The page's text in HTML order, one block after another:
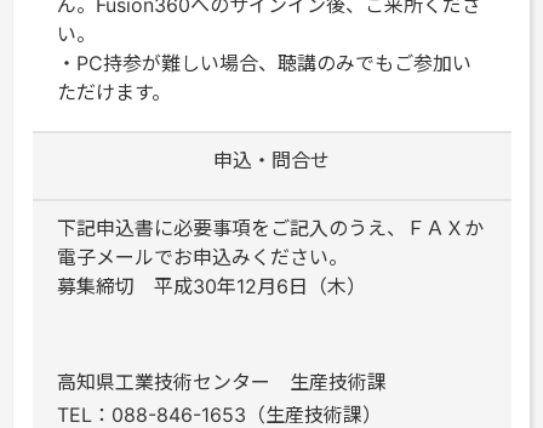
ん。Fusion360へのサインイン後、ご来所くださ
い。
・PC持参が難しい場合、聴講のみでもご参加い
ただけます。
申込・問合せ
下記申込書に必要事項をご記入のうえ、ＦＡＸか
電子メールでお申込みください。
募集締切 平成30年12月6日（木）
高知県工業技術センター 生産技術課
TEL：088-846-1653（生産技術課）